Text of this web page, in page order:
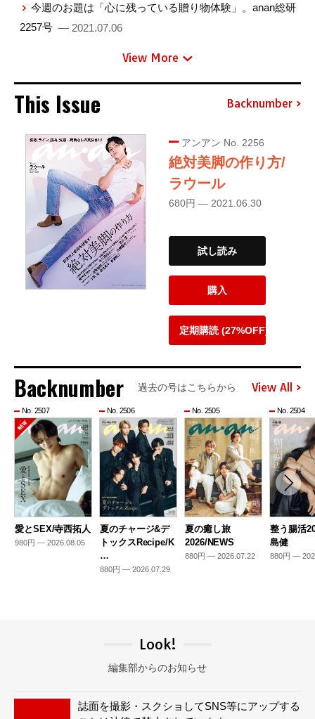
今週のお題は「心に残っている贈り物体験」。anan総研
2257号 — 2021.07.06
View More
This Issue Backnumber
アンアン No. 2256
絶対美脚の作り方/
ラウール
680円 — 2021.06.30
試し読み
購入
定期購読 (27%OFF)
Backnumber 過去の号はこちらから View All
No. 2507
愛とSEX/寺西拓人
980円 — 2026.08.05
No. 2506
夏のチャージ&デ
トックスRecipe/K
…
880円 — 2026.07.29
No. 2505
夏の癒し旅
2026/NEWS
880円 — 2026.07.22
No. 2504
整う腸活
島健
880円 —
Look!
編集部からのお知らせ
誌面を撮影・スクショしてSNS等にアップする